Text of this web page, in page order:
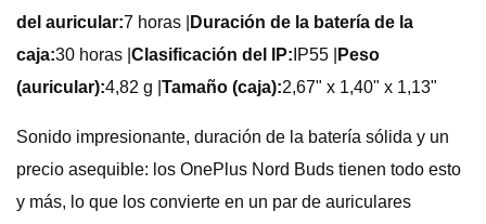
del auricular:7 horas |
Duración de la batería de la
caja:30 horas | Clasificación del IP: IP55 |
Peso
(auricular):4,82 g | Tamaño (caja):2,67" x 1,40" x 1,13"
Sonido impresionante, duración de la batería sólida y un
precio asequible: los OnePlus Nord Buds tienen todo esto
y más, lo que los convierte en un par de auriculares